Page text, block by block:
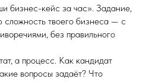
бизнес-кейс за час». Задание,
сложность твоего бизнеса — с
без правильного
а процесс. Как кандидат
вопросы задаёт? Что